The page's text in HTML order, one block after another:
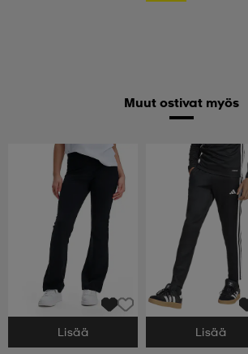
Muut ostivat myös
Valitse Koko
Lisää Valitse Koko
Lisää